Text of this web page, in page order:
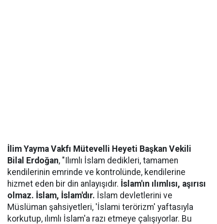
İlim Yayma Vakfı Mütevelli Heyeti Başkan Vekili
Bilal Erdoğan, "Ilımlı İslam dedikleri, tamamen
kendilerinin emrinde ve kontrolünde, kendilerine
hizmet eden bir din anlayışıdır. İslam'ın ılımlısı, aşırısı
olmaz. İslam, İslam'dır. İslam devletlerini ve
Müslüman şahsiyetleri, 'İslami terörizm' yaftasıyla
korkutup, ılımlı İslam'a razı etmeye çalışıyorlar. Bu